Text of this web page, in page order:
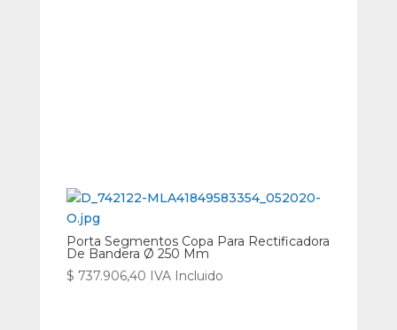
Porta Segmentos Copa Para Rectificadora
De Bandera Ø 250 Mm
$ 737.906,40 IVA Incluido